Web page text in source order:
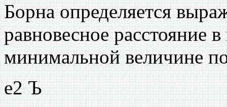
Борна определяется
равновесное расстояние
минимальной величине
е2 Ъ